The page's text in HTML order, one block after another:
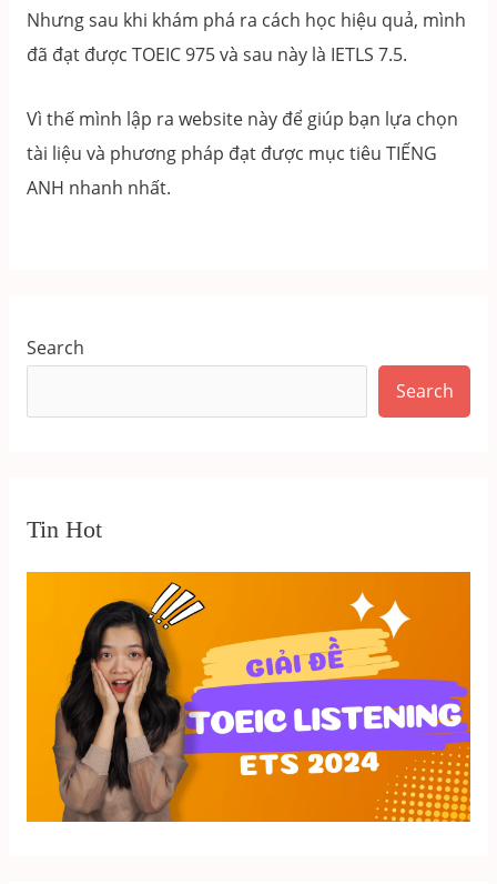
Nhưng sau khi khám phá ra cách học hiệu quả, mình
đã đạt được TOEIC 975 và sau này là IETLS 7.5.
Vì thế mình lập ra website này để giúp bạn lựa chọn
tài liệu và phương pháp đạt được mục tiêu TIẾNG
ANH nhanh nhất.
Search
Search
Tin Hot